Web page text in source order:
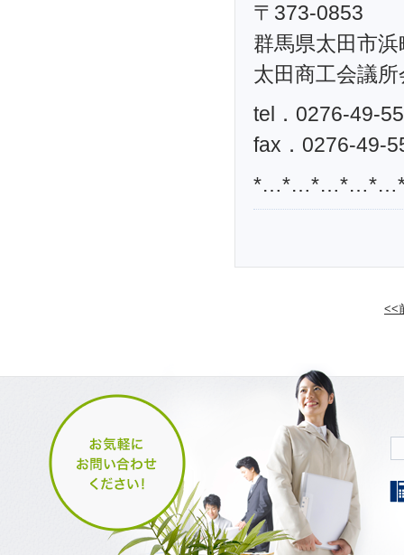
〒373-0853
群馬県太田市
太田商工会議
tel．0276-49-
fax．0276-49-
<<